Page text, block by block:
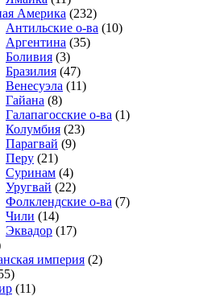
Америка (232)
Антильские о-ва (10)
Аргентина (35)
Боливия (3)
Бразилия (47)
Венесуэла (11)
Гайана (8)
Галапагосские о-ва (1)
Колумбия (23)
Парагвай (9)
Перу (21)
Суринам (4)
Уругвай (22)
Фолклендские о-ва (7)
Чили (14)
Эквадор (17)
империя (2)
(11)